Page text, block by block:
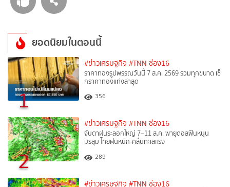
ยอดนิยมในตอนนี้
1
#ข่าวเศรษฐกิจ #TNN ช่อง16
ราคาทองรูปพรรณวันนี้ 7 ส.ค. 2569 รวมทุกขนาด เช็
กราคาทองแท่งล่าสุด
356
2
#ข่าวเศรษฐกิจ #TNN ช่อง16
จับตาฝนระลอกใหญ่ 7–11 ส.ค. พายุดอลฟินหนุน
มรสุม ไทยฝนหนัก-คลื่นทะเลแรง
289
#ข่าวเศรษฐกิจ #TNN ช่อง16